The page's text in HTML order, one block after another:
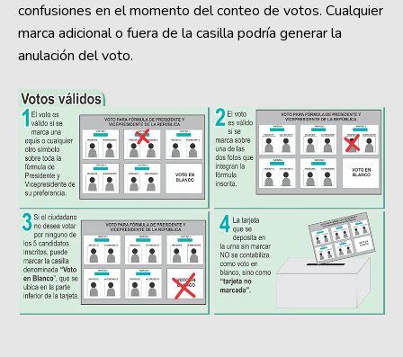
confusiones en el momento del conteo de votos. Cualquier
marca adicional o fuera de la casilla podría generar la
anulación del voto.